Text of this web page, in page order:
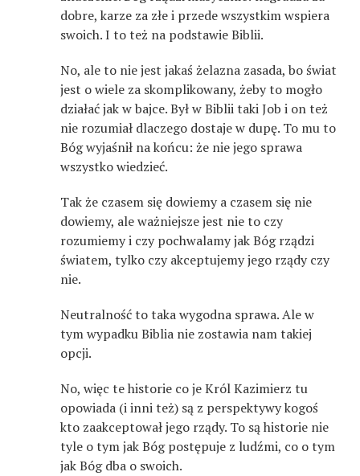
dobre, karze za złe i przede wszystkim wspiera
swoich. I to też na podstawie Biblii.
No, ale to nie jest jakaś żelazna zasada, bo świat
jest o wiele za skomplikowany, żeby to mogło
działać jak w bajce. Był w Biblii taki Job i on też
nie rozumiał dlaczego dostaje w dupę. To mu to
Bóg wyjaśnił na końcu: że nie jego sprawa
wszystko wiedzieć.
Tak że czasem się dowiemy a czasem się nie
dowiemy, ale ważniejsze jest nie to czy
rozumiemy i czy pochwalamy jak Bóg rządzi
światem, tylko czy akceptujemy jego rządy czy
nie.
Neutralność to taka wygodna sprawa. Ale w
tym wypadku Biblia nie zostawia nam takiej
opcji.
No, więc te historie co je Król Kazimierz tu
opowiada (i inni też) są z perspektywy kogoś
kto zaakceptował jego rządy. To są historie nie
tyle o tym jak Bóg postępuje z ludźmi, co o tym
jak Bóg dba o swoich.